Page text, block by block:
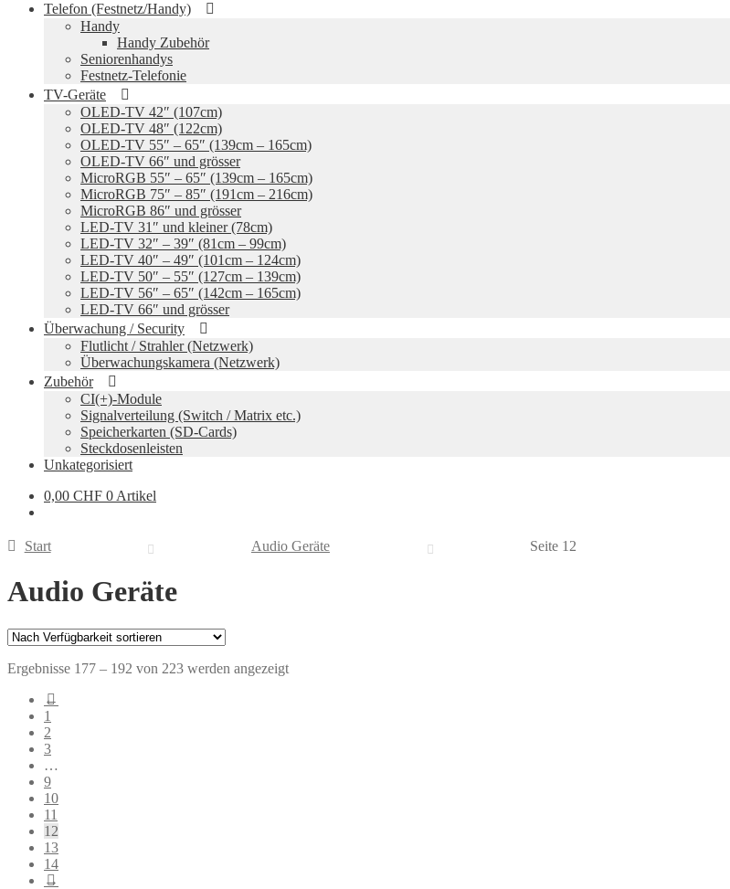
Telefon (Festnetz/Handy)
Handy
Handy Zubehör
Seniorenhandys
Festnetz-Telefonie
TV-Geräte
OLED-TV 42″ (107cm)
OLED-TV 48″ (122cm)
OLED-TV 55″ – 65″ (139cm – 165cm)
OLED-TV 66″ und grösser
MicroRGB 55″ – 65″ (139cm – 165cm)
MicroRGB 75″ – 85″ (191cm – 216cm)
MicroRGB 86″ und grösser
LED-TV 31″ und kleiner (78cm)
LED-TV 32″ – 39″ (81cm – 99cm)
LED-TV 40″ – 49″ (101cm – 124cm)
LED-TV 50″ – 55″ (127cm – 139cm)
LED-TV 56″ – 65″ (142cm – 165cm)
LED-TV 66″ und grösser
Überwachung / Security
Flutlicht / Strahler (Netzwerk)
Überwachungskamera (Netzwerk)
Zubehör
CI(+)-Module
Signalverteilung (Switch / Matrix etc.)
Speicherkarten (SD-Cards)
Steckdosenleisten
Unkategorisiert
0,00 CHF 0 Artikel
Start Audio Geräte Seite 12
Audio Geräte
Ergebnisse 177 – 192 von 223 werden angezeigt
←
1
2
3
…
9
10
11
12
13
14
→